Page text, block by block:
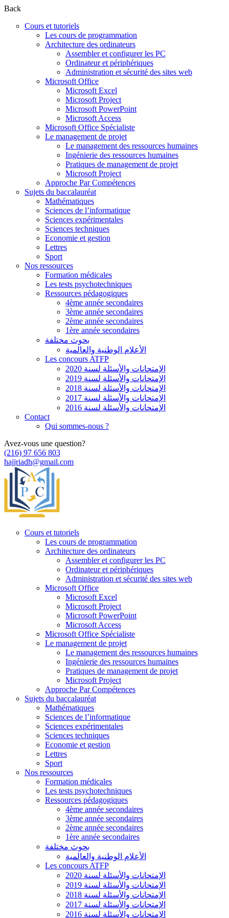
Back
Cours et tutoriels
Les cours de programmation
Architecture des ordinateurs
Assembler et configurer les PC
Ordinateur et périphériques
Administration et sécurité des sites web
Microsoft Office
Microsoft Excel
Microsoft Project
Microsoft PowerPoint
Microsoft Access
Microsoft Office Spécialiste
Le management de projet
Le management des ressources humaines
Ingénierie des ressources humaines
Pratiques de management de projet
Microsoft Project
Approche Par Compétences
Sujets du baccalauréat
Mathématiques
Sciences de l’informatique
Sciences expérimentales
Sciences techniques
Economie et gestion
Lettres
Sport
Nos ressources
Formation médicales
Les tests psychotechniques
Ressources pédagogiques
4ème année secondaires
3ème année secondaires
2ème année secondaires
1ère année secondaires
بحوث مختلفة
الأعلام الوطنية والعالمية
Les concours ATFP
الإمتحانات والأسئلة لسنة 2020
الإمتحانات والأسئلة لسنة 2019
الإمتحانات والأسئلة لسنة 2018
الإمتحانات والأسئلة لسنة 2017
الإمتحانات والأسئلة لسنة 2016
Contact
Qui sommes-nous ?
Avez-vous une question?
(216) 97 656 803
hajjriadh@gmail.com
Cours et tutoriels
Les cours de programmation
Architecture des ordinateurs
Assembler et configurer les PC
Ordinateur et périphériques
Administration et sécurité des sites web
Microsoft Office
Microsoft Excel
Microsoft Project
Microsoft PowerPoint
Microsoft Access
Microsoft Office Spécialiste
Le management de projet
Le management des ressources humaines
Ingénierie des ressources humaines
Pratiques de management de projet
Microsoft Project
Approche Par Compétences
Sujets du baccalauréat
Mathématiques
Sciences de l’informatique
Sciences expérimentales
Sciences techniques
Economie et gestion
Lettres
Sport
Nos ressources
Formation médicales
Les tests psychotechniques
Ressources pédagogiques
4ème année secondaires
3ème année secondaires
2ème année secondaires
1ère année secondaires
بحوث مختلفة
الأعلام الوطنية والعالمية
Les concours ATFP
الإمتحانات والأسئلة لسنة 2020
الإمتحانات والأسئلة لسنة 2019
الإمتحانات والأسئلة لسنة 2018
الإمتحانات والأسئلة لسنة 2017
الإمتحانات والأسئلة لسنة 2016